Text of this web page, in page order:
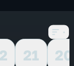
21
20